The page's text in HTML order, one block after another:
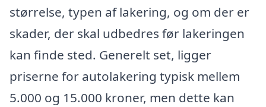
størrelse, typen af lakering, og om der er
skader, der skal udbedres før lakeringen
kan finde sted. Generelt set, ligger
priserne for autolakering typisk mellem
5.000 og 15.000 kroner, men dette kan